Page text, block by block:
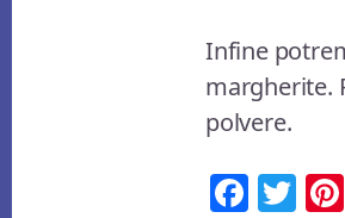
Infine
margherite.
polvere.
Fa
T